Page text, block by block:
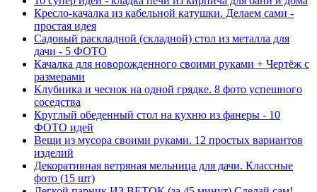
Кресло-качалка из кабельной катушки. Делаем сами -
простая идея
Садовый раскладной (складной) стол из металла для
дачи - 5 ФОТО
Качалка для новорожденного своими руками + Чертёж с
размерами
Клубника и чеснок на одной грядке. 8 фото успешного
соседства
Круглый обеденный стол на кухню из фанеры - 10
ФОТО идей
Вещи из мусора своими руками. 12 простых вариантов
изделий
Декоративная ветряная мельница для дачи. Классные
фото (15 шт)